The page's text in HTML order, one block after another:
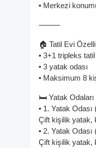
• Merkezi
⸻
🏠 Tatil Evi
• 3+1 tripleks
• 3 yatak odası
• Maksimum 8
🛏️ Yatak Odaları
• 1. Yatak Odası
Çift kişilik yatak,
• 2. Yatak Odası
Çift kişilik yatak,